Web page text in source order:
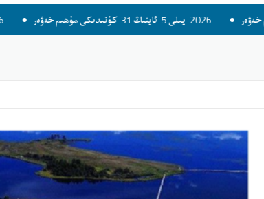
2026-يىلى 6-ئاينىڭ 1-كۈنىدىكى مۇھىم خەۋەر 2026-يىلى 5-ئاينىڭ 31-كۈنىدىكى مۇھىم خەۋەر